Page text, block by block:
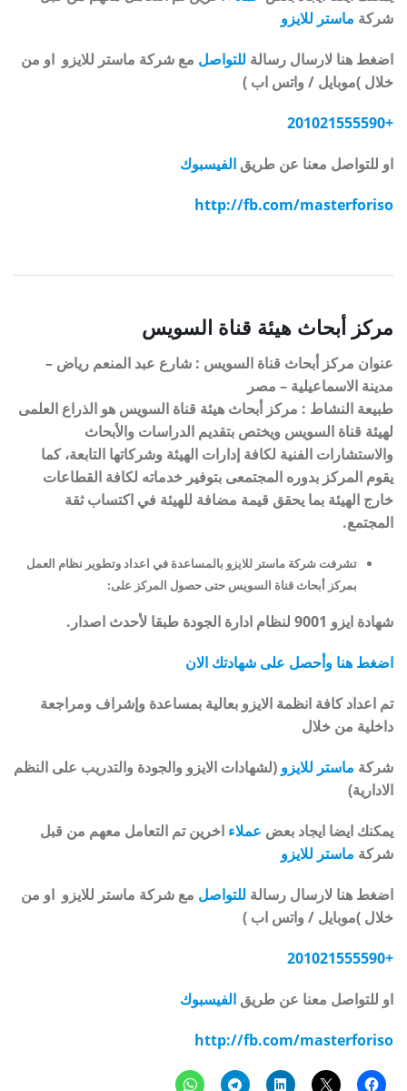
شركة ماستر للايزو
اضغط هنا لارسال رسالة للتواصل مع شركة ماستر للايزو او من
خلال )موبايل / واتس اب )
+201021555590
او للتواصل معنا عن طريق الفيسبوك
http://fb.com/masterforiso
مركز أبحاث هيئة قناة السويس
عنوان مركز أبحاث قناة السويس : شارع عبد المنعم رياض –
مدينة الاسماعيلية – مصر
طبيعة النشاط : مركز أبحاث هيئة قناة السويس هو الذراع العلمى
لهيئة قناة السويس ويختص بتقديم الدراسات والأبحاث
والاستشارات الفنية لكافة إدارات الهيئة وشركاتها التابعة، كما
يقوم المركز بدوره المجتمعى بتوفير خدماته لكافة القطاعات
خارج الهيئة بما يحقق قيمة مضافة للهيئة في اكتساب ثقة
المجتمع.
تشرفت شركة ماستر للايزو بالمساعدة في اعداد وتطوير نظام العمل
بمركز أبحاث قناة السويس حتى حصول المركز على:
شهادة ايزو 9001 لنظام ادارة الجودة طبقا لأحدث اصدار.
اضغط هنا وأحصل على شهادتك الان
تم اعداد كافة انظمة الايزو بعالية بمساعدة وإشراف ومراجعة
داخلية من خلال
شركة ماستر للايزو (لشهادات الايزو والجودة والتدريب على النظم
الادارية)
يمكنك ايضا ايجاد بعض عملاء اخرين تم التعامل معهم من قبل
شركة ماستر للايزو
اضغط هنا لارسال رسالة للتواصل مع شركة ماستر للايزو او من
خلال )موبايل / واتس اب )
+201021555590
او للتواصل معنا عن طريق الفيسبوك
http://fb.com/masterforiso